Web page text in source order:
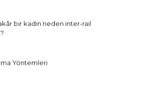
bir kadın neden inter-rail
Yöntemleri